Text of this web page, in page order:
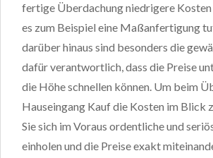
fertige Überdachung niedrigere Kosten
es zum Beispiel eine Maßanfertigung
darüber hinaus sind besonders die
dafür verantwortlich, dass die Preise
die Höhe schnellen können. Um beim
Hauseingang Kauf die Kosten im Blick
Sie sich im Voraus ordentliche und
einholen und die Preise exakt